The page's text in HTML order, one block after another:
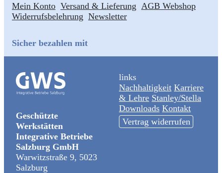
Mein Konto Versand & Lieferung AGB Webshop
Widerrufsbelehrung Newsletter
Sicher bezahlen mit
Geschützte
Werkstätten
Integrative Betriebe
Salzburg GmbH
Warwitzstraße 9, 5023
Salzburg
links
Nachhaltigkeit Karriere
& Lehre Stanley/Stella
Downloads Kontakt
Vertrag widerrufen